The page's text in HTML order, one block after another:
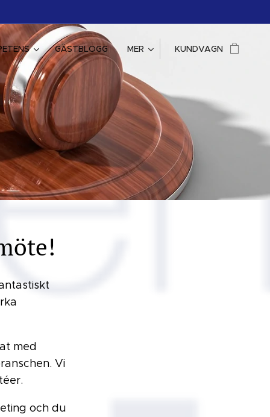
GÄSTBLOGG MER KUNDVAGN
med
Vi
och du